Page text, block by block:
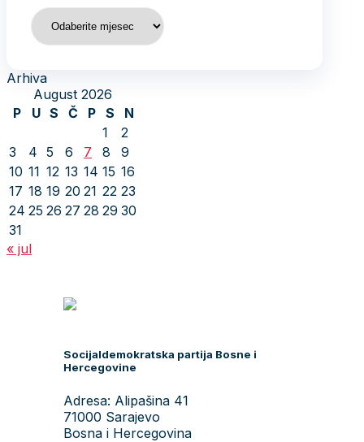
Arhiva
Arhiva
August 2026
P
U S Č P S
N
1
2
3
4 5 6 7 8
9
10 11 12 13 14 15 16
17 18 19 20 21 22 23
24 25 26 27 28 29 30
31
« jul
Socijaldemokratska partija Bosne i
Hercegovine
Adresa: Alipašina 41
71000 Sarajevo
Bosna i Hercegovina